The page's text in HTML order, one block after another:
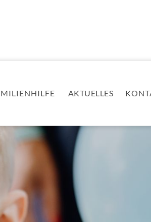
AKTUELLES